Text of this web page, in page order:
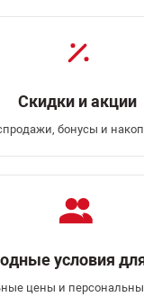
Скидки и акции
бонусы и
условия
цены и